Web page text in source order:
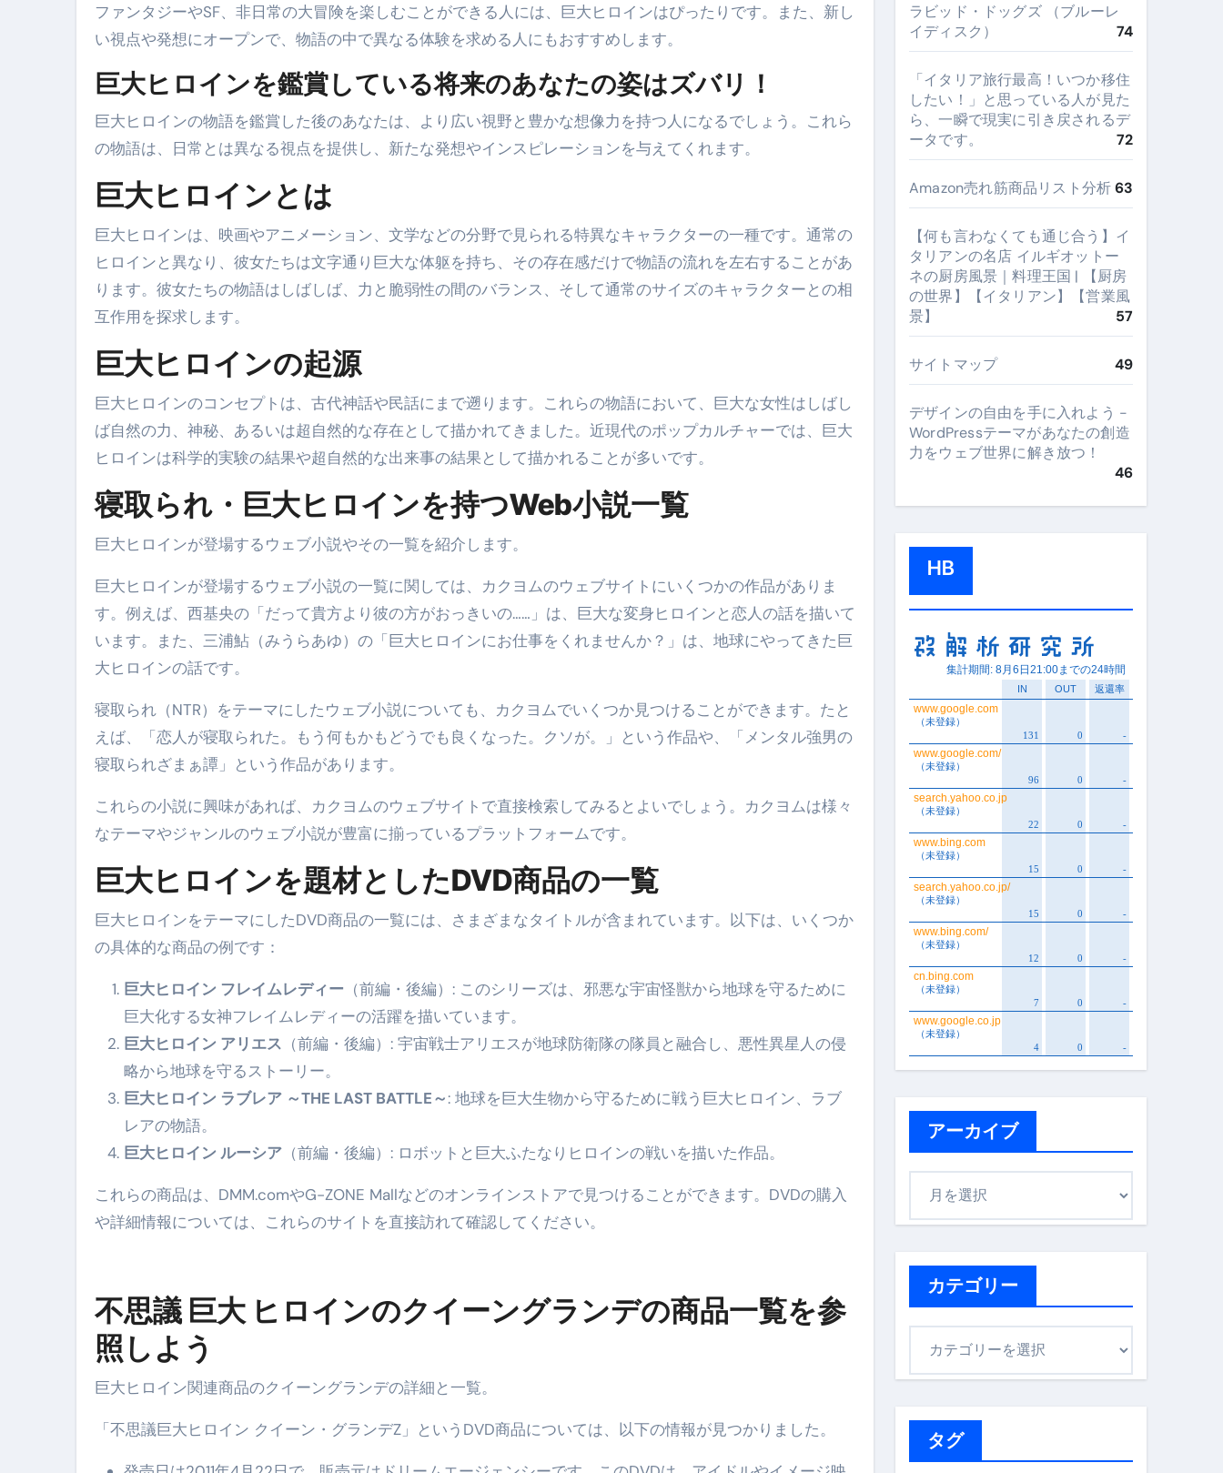
ファンタジーやSF、非日常の大冒険を楽しむことができる人には、巨大ヒロインはぴったりです。また、新し
い視点や発想にオープンで、物語の中で異なる体験を求める人にもおすすめします。
巨大ヒロインを鑑賞している将来のあなたの姿はズバリ！
巨大ヒロインの物語を鑑賞した後のあなたは、より広い視野と豊かな想像力を持つ人になるでしょう。これら
の物語は、日常とは異なる視点を提供し、新たな発想やインスピレーションを与えてくれます。
巨大ヒロインとは
巨大ヒロインは、映画やアニメーション、文学などの分野で見られる特異なキャラクターの一種です。通常の
ヒロインと異なり、彼女たちは文字通り巨大な体躯を持ち、その存在感だけで物語の流れを左右することがあ
ります。彼女たちの物語はしばしば、力と脆弱性の間のバランス、そして通常のサイズのキャラクターとの相
互作用を探求します。
巨大ヒロインの起源
巨大ヒロインのコンセプトは、古代神話や民話にまで遡ります。これらの物語において、巨大な女性はしばし
ば自然の力、神秘、あるいは超自然的な存在として描かれてきました。近現代のポップカルチャーでは、巨大
ヒロインは科学的実験の結果や超自然的な出来事の結果として描かれることが多いです。
寝取られ・巨大ヒロインを持つWeb小説一覧
巨大ヒロインが登場するウェブ小説やその一覧を紹介します。
巨大ヒロインが登場するウェブ小説の一覧に関しては、カクヨムのウェブサイトにいくつかの作品がありま
す。例えば、西基央の「だって貴方より彼の方がおっきいの……」は、巨大な変身ヒロインと恋人の話を描いて
います。また、三浦鮎（みうらあゆ）の「巨大ヒロインにお仕事をくれませんか？」は、地球にやってきた巨
大ヒロインの話です​​。
寝取られ（NTR）をテーマにしたウェブ小説についても、カクヨムでいくつか見つけることができます。たと
えば、「恋人が寝取られた。もう何もかもどうでも良くなった。クソが。」という作品や、「メンタル強男の
寝取られざまぁ譚」という作品があります​​​​。
これらの小説に興味があれば、カクヨムのウェブサイトで直接検索してみるとよいでしょう。カクヨムは様々
なテーマやジャンルのウェブ小説が豊富に揃っているプラットフォームです。
巨大ヒロインを題材としたDVD商品の一覧
巨大ヒロインをテーマにしたDVD商品の一覧には、さまざまなタイトルが含まれています。以下は、いくつか
の具体的な商品の例です：
巨大ヒロイン フレイムレディー （前編・後編）: このシリーズは、邪悪な宇宙怪獣から地球を守るために
巨大化する女神フレイムレディーの活躍を描いています。
巨大ヒロイン アリエス （前編・後編）: 宇宙戦士アリエスが地球防衛隊の隊員と融合し、悪性異星人の侵
略から地球を守るストーリー。
巨大ヒロイン ラブレア ～THE LAST BATTLE～: 地球を巨大生物から守るために戦う巨大ヒロイン、ラブ
レアの物語。
巨大ヒロイン ルーシア （前編・後編）: ロボットと巨大ふたなりヒロインの戦いを描いた作品。
これらの商品は、DMM.comやG-ZONE Mallなどのオンラインストアで見つけることができます。DVDの購入
や詳細情報については、これらのサイトを直接訪れて確認してください。
不思議 巨大 ヒロインのクイーングランデの商品一覧を参
照しよう
巨大ヒロイン関連商品のクイーングランデの詳細と一覧。
「不思議巨大ヒロイン クイーン・グランデZ」というDVD商品については、以下の情報が見つかりました。
ラビッド・ドッグズ （ブルーレ
イディスク）
74
​「イタリア旅行最高！いつか移住
したい！」と思っている人が見た
ら、一瞬で現実に引き戻されるデ
ータです。
72
Amazon売れ筋商品リスト分析63
【何も言わなくても通じ合う】イ
タリアンの名店 イルギオットー
ネの厨房風景｜料理王国 | 【厨房
の世界】【イタリアン】【営業風
景】
57
サイトマップ 49
デザインの自由を手に入れよう -
WordPressテーマがあなたの創造
力をウェブ世界に解き放つ！
46
HB
アーカイブ
カテゴリー
タグ